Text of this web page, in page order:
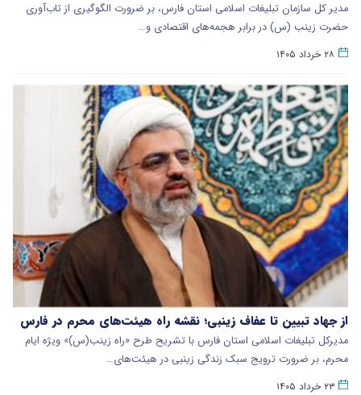
مدیر کل سازمان تبلیغات اسلامی استان فارس، بر ضرورت الگوگیری از تاب‌آوری
حضرت زینب (س) در برابر هجمه‌های اقتصادی و…
۲۸ خرداد ۱۴۰۵
از جهاد تبیین تا عفاف زینبی؛ نقشه راه هیئت‌های محرم در فارس
مدیرکل تبلیغات اسلامی استان فارس با تشریح طرح «راه زینب(س)» ویژه ایام
محرم، بر ضرورت ترویج سبک زندگی زینبی در هیئت‌های…
۲۳ خرداد ۱۴۰۵